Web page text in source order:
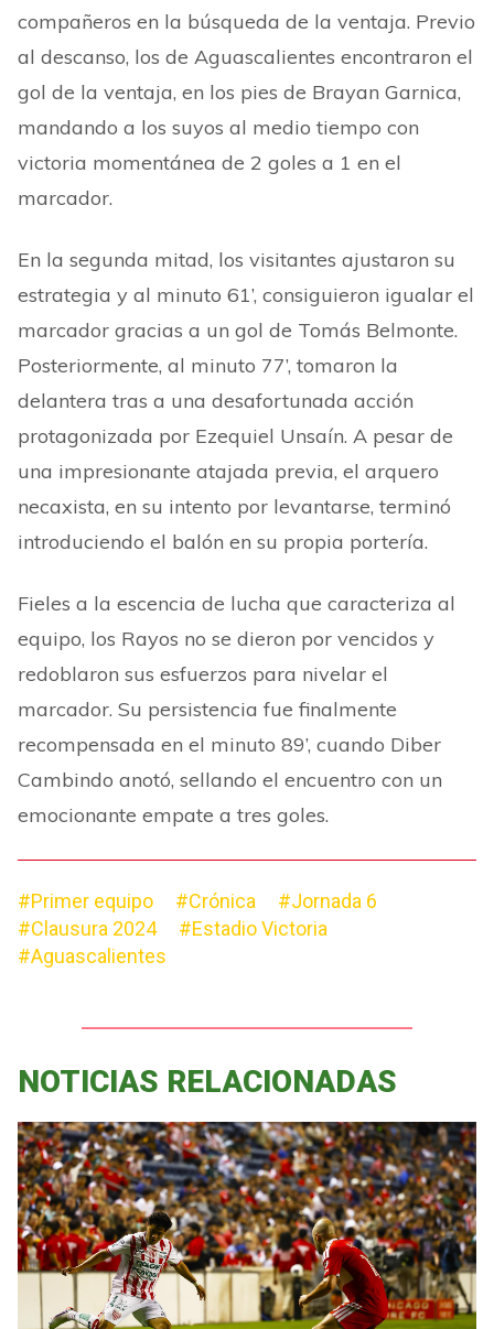
compañeros en la búsqueda de la ventaja. Previo
al descanso, los de Aguascalientes encontraron el
gol de la ventaja, en los pies de Brayan Garnica,
mandando a los suyos al medio tiempo con
victoria momentánea de 2 goles a 1 en el
marcador.
En la segunda mitad, los visitantes ajustaron su
estrategia y al minuto 61’, consiguieron igualar el
marcador gracias a un gol de Tomás Belmonte.
Posteriormente, al minuto 77’, tomaron la
delantera tras a una desafortunada acción
protagonizada por Ezequiel Unsaín. A pesar de
una impresionante atajada previa, el arquero
necaxista, en su intento por levantarse, terminó
introduciendo el balón en su propia portería.
Fieles a la escencia de lucha que caracteriza al
equipo, los Rayos no se dieron por vencidos y
redoblaron sus esfuerzos para nivelar el
marcador. Su persistencia fue finalmente
recompensada en el minuto 89’, cuando Diber
Cambindo anotó, sellando el encuentro con un
emocionante empate a tres goles.
#Primer equipo #Crónica
#Jornada 6
#Clausura 2024
#Estadio Victoria
#Aguascalientes
NOTICIAS RELACIONADAS